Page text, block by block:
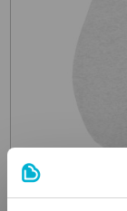
BOLEY
6351600 7100